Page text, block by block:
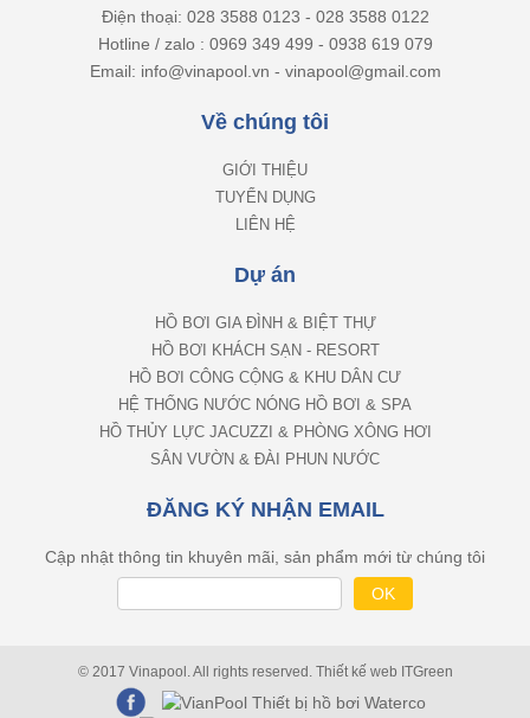
Điện thoại: 028 3588 0123 - 028 3588 0122
Hotline / zalo : 0969 349 499 - 0938 619 079
Email: info@vinapool.vn - vinapool@gmail.com
Về chúng tôi
GIỚI THIỆU
TUYỂN DỤNG
LIÊN HỆ
Dự án
HỒ BƠI GIA ĐÌNH & BIỆT THỰ
HỒ BƠI KHÁCH SẠN - RESORT
HỒ BƠI CÔNG CỘNG & KHU DÂN CƯ
HỆ THỐNG NƯỚC NÓNG HỒ BƠI & SPA
HỒ THỦY LỰC JACUZZI & PHÒNG XÔNG HƠI
SÂN VƯỜN & ĐÀI PHUN NƯỚC
ĐĂNG KÝ NHẬN EMAIL
Cập nhật thông tin khuyên mãi, sản phẩm mới từ chúng tôi
© 2017 Vinapool. All rights reserved. Thiết kế web ITGreen